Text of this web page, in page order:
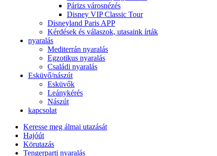
Párizs városnézés
Disney VIP Classic Tour
Disneyland Paris APP
Kérdések és válaszok, utasaink írták
nyaralás
Mediterrán nyaralás
Egzotikus nyaralás
Családi nyaralás
Esküvő/nászút
Esküvők
Leánykérés
Nászút
kapcsolat
Keresse meg álmai utazását
Hajóút
Körutazás
Tengerparti nyaralás